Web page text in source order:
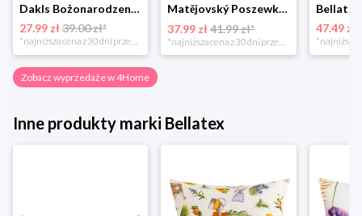
Dakls Bożonarodzeniowa poszewka na poduszkę Angel red, 40 x 40 cm 4-Home
27.99 zł39.00 zł*
Matějovský Poszewka na poduszkę Solei, 40 x 40 cm
37.99 zł 41.99 zł* 47.49 zł
Zobacz wyprzedaże w 4Home
Inne produkty marki Bellatex